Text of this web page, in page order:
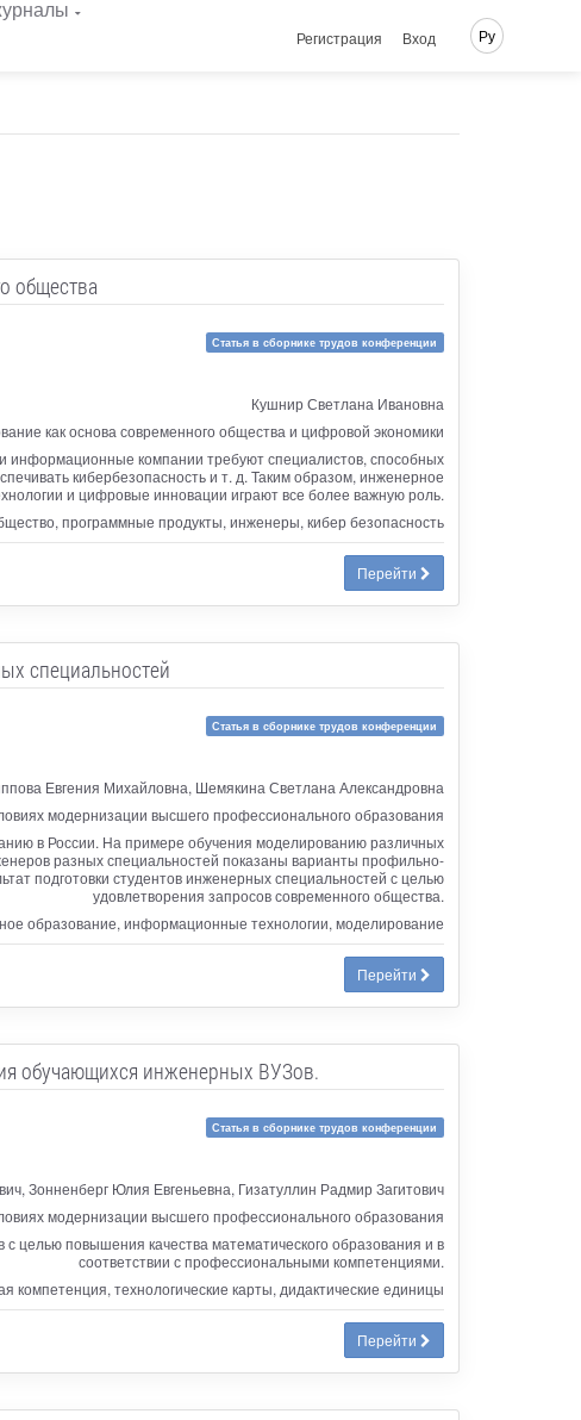
Регистрация Вход Ру
общества
Статья в сборнике трудов конференции
Кушнир Светлана Ивановна
как основа современного общества и цифровой экономики
информационные компании требуют специалистов, способных
кибербезопасность и т. д. Таким образом, инженерное
и цифровые инновации играют все более важную роль.
программные продукты, инженеры, кибер безопасность
Перейти
специальностей
Статья в сборнике трудов конференции
Евгения Михайловна, Шемякина Светлана Александровна
модернизации высшего профессионального образования
в России. На примере обучения моделированию различных
разных специальностей показаны варианты профильно-
подготовки студентов инженерных специальностей с целью
удовлетворения запросов современного общества.
образование, информационные технологии, моделирование
Перейти
обучающихся инженерных ВУЗов.
Статья в сборнике трудов конференции
Зонненберг Юлия Евгеньевна, Гизатуллин Радмир Загитович
модернизации высшего профессионального образования
с целью повышения качества математического образования и в
соответствии с профессиональными компетенциями.
технологические карты, дидактические единицы
Перейти